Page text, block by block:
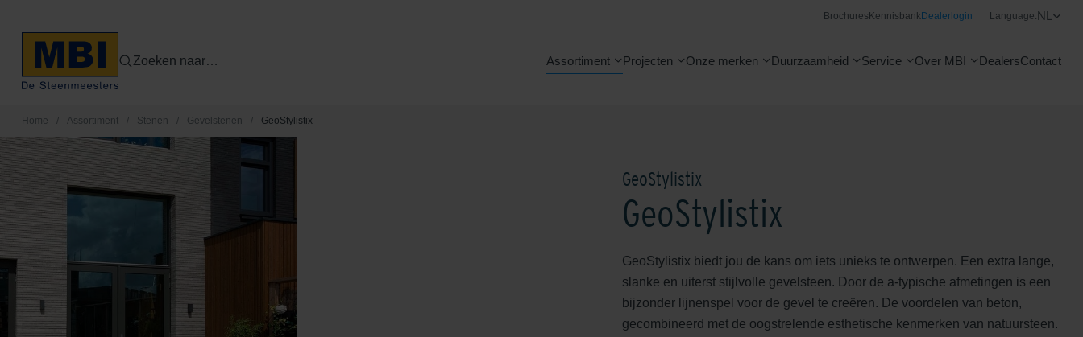
Brochures KennisbankDealerlogin Language:NL
Zoeken naar… Assortiment Projecten Onze merken Duurzaamheid Service Over MBI DealersContact
Home / Assortiment / Stenen / Gevelstenen / GeoStylistix
GeoStylistix
GeoStylistix
GeoStylistix biedt jou de kans om iets unieks te ontwerpen. Een extra lange,
slanke en uiterst stijlvolle gevelsteen. Door de a-typische afmetingen is een
bijzonder lijnenspel voor de gevel te creëren. De voordelen van beton,
gecombineerd met de oogstrelende esthetische kenmerken van natuursteen.